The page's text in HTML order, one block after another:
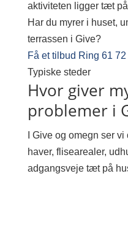
aktiviteten ligger tæt
Har du myrer i huset,
terrassen i Give?
Få et tilbud Ring 61
Typiske steder
Hvor giver
problemer i
I Give og omegn ser
haver, flisearealer,
adgangsveje tæt på